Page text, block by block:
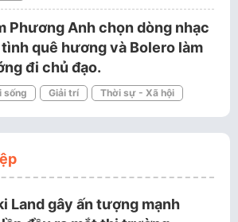
Phương Anh chọn dòng nhạc
quê hương và Bolero làm
đi chủ đạo.
sống Giải trí Thời sự - Xã hội
Land gây ấn tượng mạnh